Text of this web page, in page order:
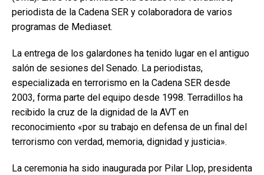
periodista de la Cadena SER y colaboradora de varios
programas de Mediaset.
La entrega de los galardones ha tenido lugar en el antiguo
salón de sesiones del Senado. La periodistas,
especializada en terrorismo en la Cadena SER desde
2003, forma parte del equipo desde 1998. Terradillos ha
recibido la cruz de la dignidad de la AVT en
reconocimiento «por su trabajo en defensa de un final del
terrorismo con verdad, memoria, dignidad y justicia».
La ceremonia ha sido inaugurada por Pilar Llop, presidenta